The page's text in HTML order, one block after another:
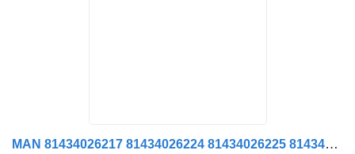
MAN 81434026217 81434026224 81434026225 81434026185 kamyon için Arc Lamela Axa Față Stânga 81434026217 81434026224 81434026225 8 makas